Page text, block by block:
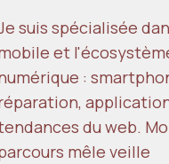
suis spécialisée
et
:
du web.
mêle veille